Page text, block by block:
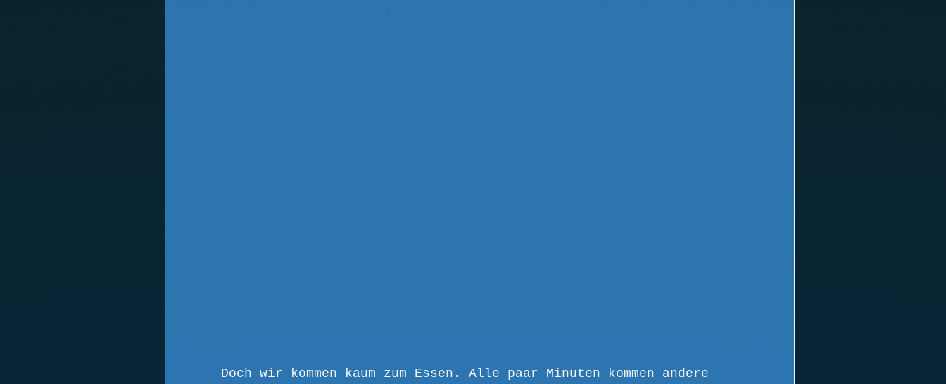
Doch wir kommen kaum zum Essen. Alle paar Minuten kommen andere